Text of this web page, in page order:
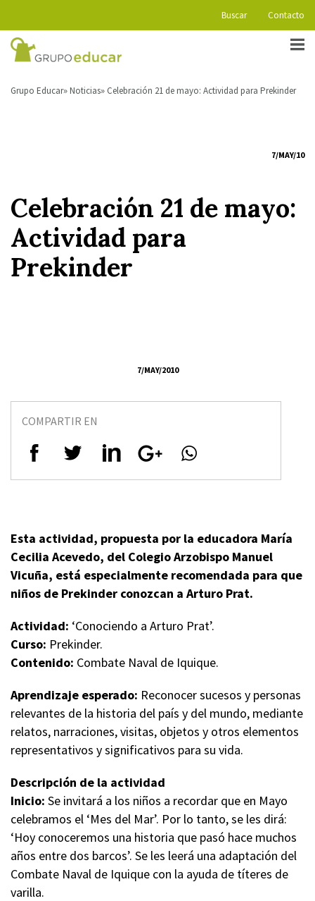
Buscar Contacto
Grupo Educar Noticias Celebración 21 de mayo: Actividad para Prekinder
7/MAY/10
Celebración 21 de mayo:
Actividad para
Prekinder
7/MAY/2010
COMPARTIR EN
Esta actividad, propuesta por la educadora María
Cecilia Acevedo, del Colegio Arzobispo Manuel
Vicuña, está especialmente recomendada para que
niños de Prekinder conozcan a Arturo Prat.
Actividad: ‘Conociendo a Arturo Prat’.
Curso: Prekinder.
Contenido: Combate Naval de Iquique.
Aprendizaje esperado: Reconocer sucesos y personas
relevantes de la historia del país y del mundo, mediante
relatos, narraciones, visitas, objetos y otros elementos
representativos y significativos para su vida.
Descripción de la actividad
Inicio: Se invitará a los niños a recordar que en Mayo
celebramos el ‘Mes del Mar’. Por lo tanto, se les dirá:
‘Hoy conoceremos una historia que pasó hace muchos
años entre dos barcos’. Se les leerá una adaptación del
Combate Naval de Iquique con la ayuda de títeres de
varilla.